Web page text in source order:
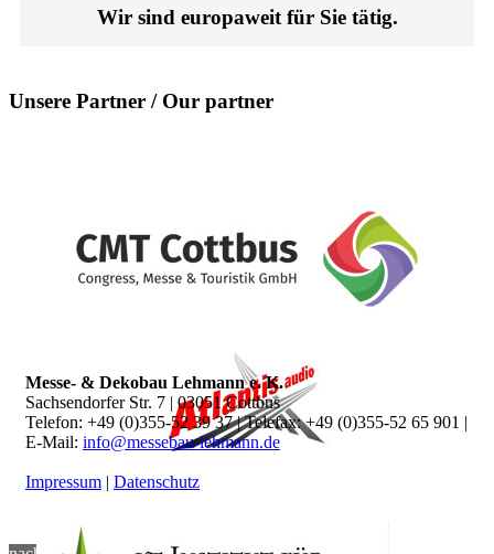
Wir sind europaweit für Sie tätig.
Unsere Partner / Our partner
Messe- & Dekobau Lehmann e. K.
Sachsendorfer Str. 7 | 03051 Cottbus
Telefon: +49 (0)355-52 39 37 | Telefax: +49 (0)355-52 65 901 |
E-Mail: info@messebau-lehmann.de
Impressum | Datenschutz